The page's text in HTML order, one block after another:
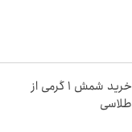
خرید شمش 1 گرمی از
طلاسی